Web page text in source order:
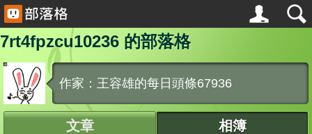
7rt4fpzcu10236 的部落格
作家：王容雄的每日頭條67936
文章 相簿